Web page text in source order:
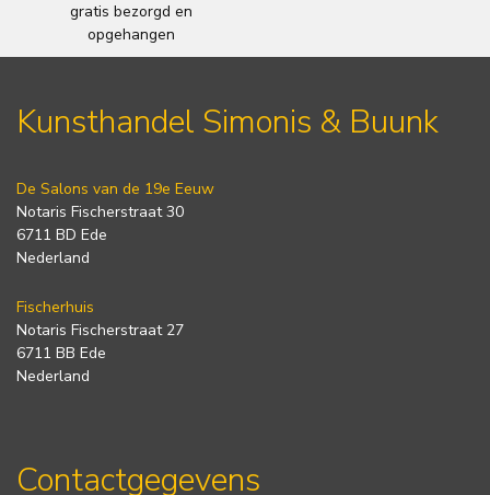
gratis bezorgd en
opgehangen
Kunsthandel Simonis & Buunk
De Salons van de 19e Eeuw
Notaris Fischerstraat 30
6711 BD Ede
Nederland
Fischerhuis
Notaris Fischerstraat 27
6711 BB Ede
Nederland
Contactgegevens